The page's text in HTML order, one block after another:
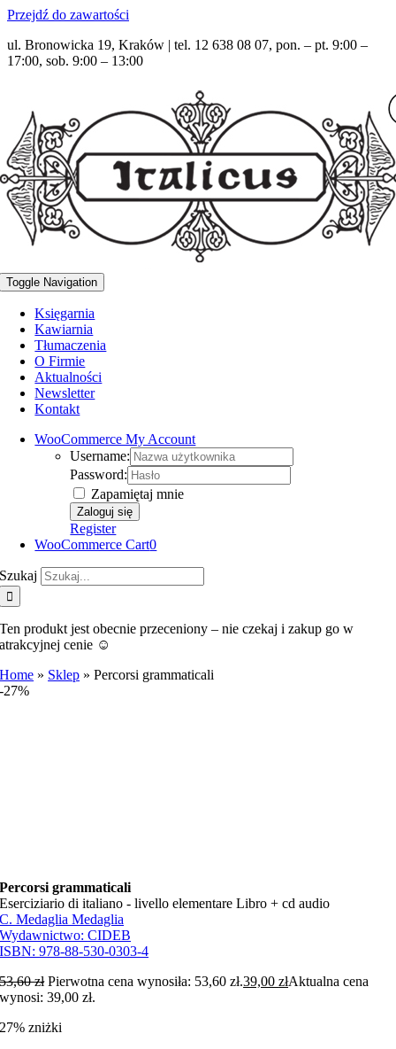
Przejdź do zawartości
ul. Bronowicka 19, Kraków | tel. 12 638 08 07, pon. – pt. 9:00 –
17:00, sob. 9:00 – 13:00
Toggle Navigation
Księgarnia
Kawiarnia
Tłumaczenia
O Firmie
Aktualności
Newsletter
Kontakt
WooCommerce My Account
Username:
Password:
Zapamiętaj mnie
Register
WooCommerce Cart0
Szukaj
Ten produkt jest obecnie przeceniony – nie czekaj i zakup go w
atrakcyjnej cenie ☺️
Home » Sklep »Percorsi grammaticali
-27%
Percorsi grammaticali
Eserciziario di italiano - livello elementare Libro + cd audio
C. Medaglia Medaglia
Wydawnictwo:CIDEB
ISBN:978-88-530-0303-4
53,60zł Pierwotna cena wynosiła: 53,60 zł.39,00złAktualna cena
wynosi: 39,00 zł.
27% zniżki